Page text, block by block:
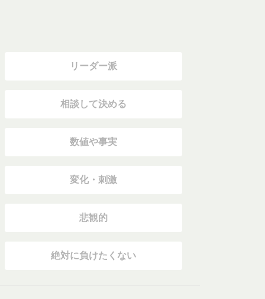
リーダー派
相談して決める
数値や事実
変化・刺激
悲観的
絶対に負けたくない